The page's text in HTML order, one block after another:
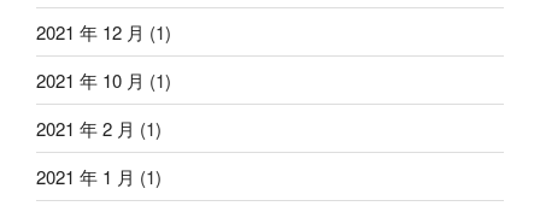
2021 年 12 月 (1)
2021 年 10 月 (1)
2021 年 2 月 (1)
2021 年 1 月 (1)